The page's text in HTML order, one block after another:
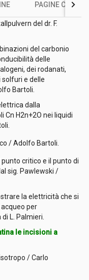
PAGINE CON
del dr. F.
del carbonio
delle
dei rodanati,
solfuri e delle
Bartoli.
dalla
Cn H2n+2O nei liquidi
/ Adolfo Bartoli.
critico e il punto di
sig. Pawlewski /
la elettricità che si
per
L. Palmieri.
le incisioni a
/ Carlo